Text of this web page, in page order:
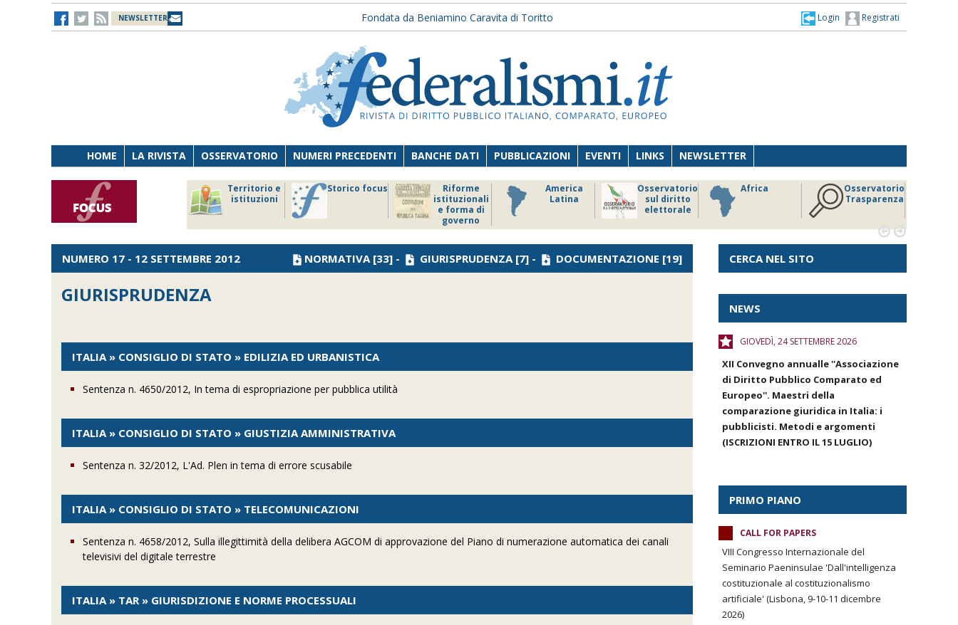
NEWSLETTER Fondata da Beniamino Caravita di Toritto Registrati
Login
HOME LA RIVISTA OSSERVATORIO NUMERI PRECEDENTI BANCHE DATI PUBBLICAZIONI EVENTI LINKS NEWSLETTER
Territorio e
istituzioni
Storico focus
Riforme
istituzionali
e forma di
governo
America
Latina
Osservatorio
sul diritto
elettorale
Africa
Osservatorio
Trasparenza
 
NUMERO 17 - 12 SETTEMBRE 2012
NORMATIVA[33] - GIURISPRUDENZA[7] - DOCUMENTAZIONE [19]
GIURISPRUDENZA
ITALIA » CONSIGLIO DI STATO » EDILIZIA ED URBANISTICA
Sentenza n. 4650/2012, In tema di espropriazione per pubblica utilità
ITALIA » CONSIGLIO DI STATO » GIUSTIZIA AMMINISTRATIVA
Sentenza n. 32/2012, L'Ad. Plen in tema di errore scusabile
ITALIA » CONSIGLIO DI STATO » TELECOMUNICAZIONI
Sentenza n. 4658/2012, Sulla illegittimità della delibera AGCOM di approvazione del Piano di numerazione automatica dei canali
televisivi del digitale terrestre
ITALIA » TAR » GIURISDIZIONE E NORME PROCESSUALI
CERCA NEL SITO
NEWS
GIOVEDÌ, 24 SETTEMBRE 2026
XII Convegno annualle ''Associazione
di Diritto Pubblico Comparato ed
Europeo''. Maestri della
comparazione giuridica in Italia: i
pubblicisti. Metodi e argomenti
(ISCRIZIONI ENTRO IL 15 LUGLIO)
PRIMO PIANO
CALL FOR PAPERS
VIII Congresso Internazionale del
Seminario Paeninsulae 'Dall'intelligenza
costituzionale al costituzionalismo
artificiale' (Lisbona, 9-10-11 dicembre
2026)